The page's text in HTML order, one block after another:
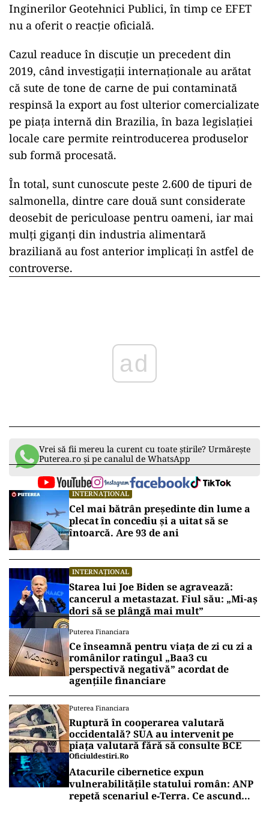
Inginerilor Geotehnici Publici, în timp ce EFET
nu a oferit o reacție oficială.
Cazul readuce în discuție un precedent din
2019, când investigații internaționale au arătat
că sute de tone de carne de pui contaminată
respinsă la export au fost ulterior comercializate
pe piața internă din Brazilia, în baza legislației
locale care permite reintroducerea produselor
sub formă procesată.
În total, sunt cunoscute peste 2.600 de tipuri de
salmonella, dintre care două sunt considerate
deosebit de periculoase pentru oameni, iar mai
mulți giganți din industria alimentară
braziliană au fost anterior implicați în astfel de
controverse.
ad
Vrei să fii mereu la curent cu toate știrile? Urmărește
Puterea.ro și pe canalul de WhatsApp
INTERNAȚIONAL
Cel mai bătrân președinte din lume a
plecat în concediu și a uitat să se
întoarcă. Are 93 de ani
INTERNAȚIONAL
Starea lui Joe Biden se agravează:
cancerul a metastazat. Fiul său: „Mi-aș
dori să se plângă mai mult”
Puterea Financiara
Ce înseamnă pentru viața de zi cu zi a
românilor ratingul „Baa3 cu
perspectivă negativă” acordat de
agențiile financiare
Puterea Financiara
Ruptură în cooperarea valutară
occidentală? SUA au intervenit pe
piața valutară fără să consulte BCE
Oficiuldestiri.ro
Atacurile cibernetice expun
vulnerabilitățile statului român: ANP
repetă scenariul e‑Terra. Ce ascund